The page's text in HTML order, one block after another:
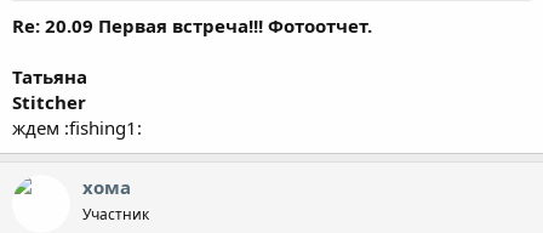
Re: 20.09 Первая встреча!!! Фотоотчет.
Татьяна
Stitcher
ждем :fishing1:
хома
Участник